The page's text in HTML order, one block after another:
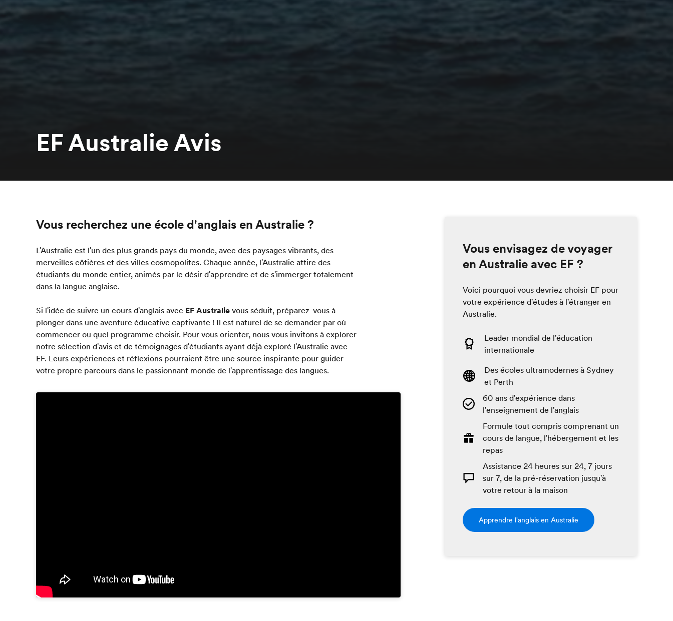
EF Australie Avis
Vous recherchez une école d'anglais en Australie ?
L'Australie est l'un des plus grands pays du monde, avec des paysages vibrants, des
merveilles côtières et des villes cosmopolites. Chaque année, l'Australie attire des
étudiants du monde entier, animés par le désir d'apprendre et de s'immerger totalement
dans la langue anglaise.
Si l'idée de suivre un cours d'anglais avec EF Australievous séduit, préparez-vous à
plonger dans une aventure éducative captivante ! Il est naturel de se demander par où
commencer ou quel programme choisir. Pour vous orienter, nous vous invitons à explorer
notre sélection d'avis et de témoignages d'étudiants ayant déjà exploré l'Australie avec
EF. Leurs expériences et réflexions pourraient être une source inspirante pour guider
votre propre parcours dans le passionnant monde de l'apprentissage des langues.
Vous envisagez de voyager
en Australie avec EF ?
Voici pourquoi vous devriez choisir EF pour
votre expérience d'études à l'étranger en
Australie.
Leader mondial de l'éducation
internationale
Des écoles ultramodernes à Sydney
et Perth
60 ans d'expérience dans
l'enseignement de l'anglais
Formule tout compris comprenant un
cours de langue, l'hébergement et les
repas
Assistance 24 heures sur 24, 7 jours
sur 7, de la pré-réservation jusqu'à
votre retour à la maison
Apprendre l'anglais en Australie